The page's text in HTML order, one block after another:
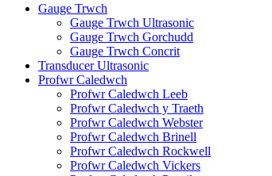
Gauge Trwch
Gauge Trwch Ultrasonic
Gauge Trwch Gorchudd
Gauge Trwch Concrit
Transducer Ultrasonic
Profwr Caledwch
Profwr Caledwch Leeb
Profwr Caledwch y Traeth
Profwr Caledwch Webster
Profwr Caledwch Brinell
Profwr Caledwch Rockwell
Profwr Caledwch Vickers